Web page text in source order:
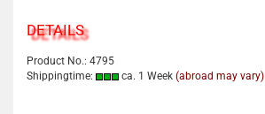
DETAILS
Product No.: 4795
Shippingtime:
ca. 1 Week (abroad may vary)